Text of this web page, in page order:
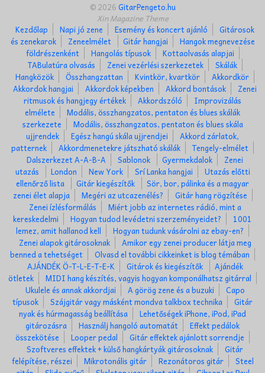
© 2026GitarPengeto.hu
Xin Magazine Theme
Kezdőlap
Napi jó zene Esemény és koncert ajánló
Gitárosok
és zenekarok
Zeneelmélet Gitár hangjai
Hangok megnevezése
földrészenként
Hangolás típusok
Kottaolvasás alapjai
TABulatúra olvasás
Zenei vezérlési szerkezetek
Skálák
Hangközök
Összhangzattan Kvintkör, kvartkör
Akkordkör
Akkordok hangjai
Akkordok képekben Akkord bontások
Zenei
ritmusok és hangjegy értékek
Akkordszóló
Improvizálás
elmélete
Modális, összhangzatos, pentaton és blues skálák
szerkezete
Modális, összhangzatos, pentaton és blues skála
ujjrendek
Egész hangú skála ujjrendjei
Akkord zárlatok,
patternek
Akkordmenetekre játszható skálák
Tengely-elmélet
Dalszerkezet A-A-B-A
Sablonok Gyermekdalok
Zenei
utazás
London New York Srí Lanka hangjai
Utazás előtti
ellenőrző lista
Gitár kiegészítők
Sör, bor, pálinka és a magyar
zenei élet alapja
Megéri az utcazenélés?
Gitár hang rögzítése
Zenei ízlésformálás
Miért jobb az internetes rádió, mint a
kereskedelmi
Hogyan tudod levédetni szerzeményeidet?
1001
lemez, amit hallanod kell
Hogyan tudunk vásárolni az ebay-en?
Zenei alapok gitárosoknak
Amikor egy zenei producer látja meg
benned a tehetséget
Olvasd el további cikkeinket is blog témában
AJÁNDÉK Ö-T-L-E-T-E-K
Gitárok és kiegészítők
Ajándék
ötletek
MIDI hang készítés, vagyis hogyan komponálhatsz gitárral
Ukulele és annak akkordjai
A görög zene és a buzuki
Capo
típusok
Szájgitár vagy másként mondva talkbox technika
Gitár
nyak és húrmagasság beállítása
Lehetőségek iPhone, iPod, iPad
gitározásra
Használj hangoló automatát
Effekt pedálok
összekötése
Looper pedal
Gitár effektek ajánlott sorrendje
Szoftveres effektek + külső hangkártyák gitárosoknak
Gitár
felépítése, részei
Mikrotonális gitár Rezonátoros gitár
Steel